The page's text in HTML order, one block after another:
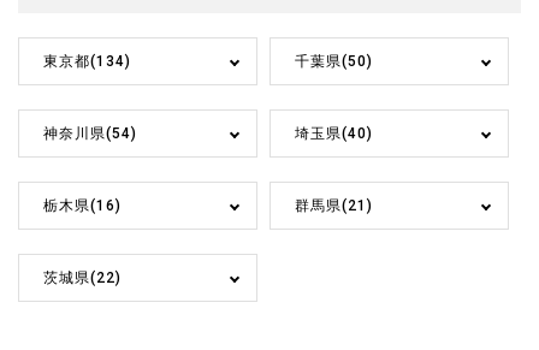
東京都(134) 千葉県(50)
神奈川県(54) 埼玉県(40)
栃木県(16) 群馬県(21)
茨城県(22)